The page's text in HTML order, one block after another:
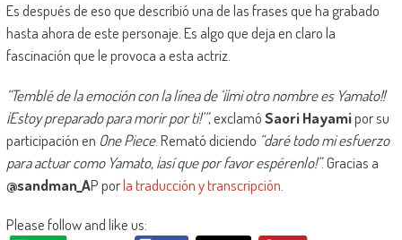
Es después de eso que describió una de las frases que ha grabado
hasta ahora de este personaje. Es algo que deja en claro la
fascinación que le provoca a esta actriz.
“Temblé de la emoción con la línea de ‘¡¡mi otro nombre es Yamato!!
¡Estoy preparado para morir por ti!’”, exclamóSaori Hayamipor su
participación en One Piece. Remató diciendo “daré todo mi esfuerzo
para actuar como Yamato, ¡así que por favor espérenlo!”. Gracias a
@sandman_AP porla traducción y transcripción
Please follow and like us: